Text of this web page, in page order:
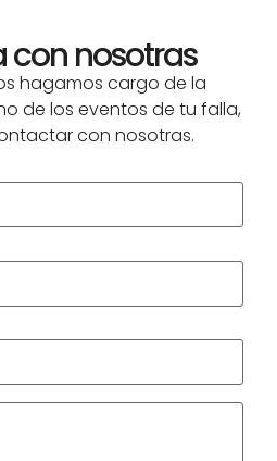
nosotras
hagamos cargo de la
de los eventos de tu falla,
con nosotras.